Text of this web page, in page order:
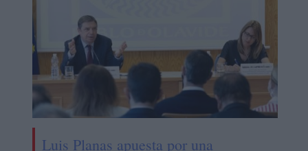
Luis Planas apuesta por una